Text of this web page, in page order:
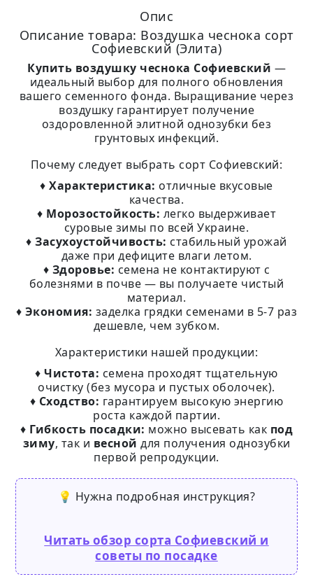
Опис
Описание товара: Воздушка чеснока сорт
Софиевский (Элита)
Купить воздушку чеснока Софиевский —
идеальный выбор для полного обновления
вашего семенного фонда. Выращивание через
воздушку гарантирует получение
оздоровленной элитной однозубки без
грунтовых инфекций.
Почему следует выбрать сорт Софиевский:
♦Характеристика: отличные вкусовые
качества.
♦ Морозостойкость: легко выдерживает
суровые зимы по всей Украине.
♦Засухоустойчивость: стабильный урожай
даже при дефиците влаги летом.
♦ Здоровье: семена не контактируют с
болезнями в почве — вы получаете чистый
материал.
♦ Экономия: заделка грядки семенами в 5-7 раз
дешевле, чем зубком.
Характеристики нашей продукции:
♦Чистота: семена проходят тщательную
очистку (без мусора и пустых оболочек).
♦ Сходство: гарантируем высокую энергию
роста каждой партии.
♦ Гибкость посадки: можно высевать как под
зиму, так и весной для получения однозубки
первой репродукции.
💡 Нужна подробная инструкция?
Читать обзор сорта Софиевский и
советы по посадке